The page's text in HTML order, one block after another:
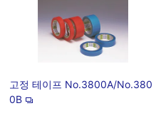
고정 테이프 No.3800A/No.380
0B